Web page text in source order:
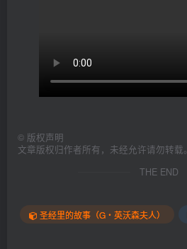
© 版权声明
文章版权归作者所有，未经允许请勿转载。
THE END
圣经里的故事（G‧英沃森夫人）